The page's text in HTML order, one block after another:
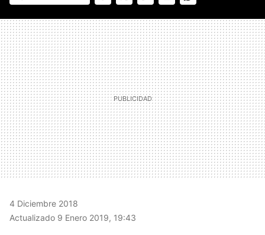
MAIL
4 Diciembre 2018
Actualizado 9 Enero 2019, 19:43